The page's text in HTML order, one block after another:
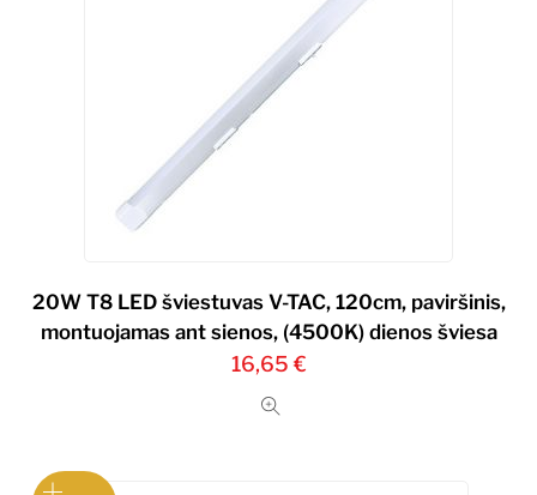
20W T8 LED šviestuvas V-TAC, 120cm, paviršinis,
montuojamas ant sienos, (4500K) dienos šviesa
16,65 €